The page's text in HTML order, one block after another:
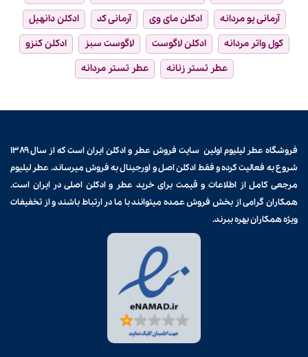
آرمانی یو مردانه
ادکلن مای وی آرمانی کد
ادکلن دانهیل
کول واتر مردانه
ادکلن لاگوست لاگوست سبز
ادکلن کنزو
عطر تستر زنانه
عطر تستر مردانه
فروشگاه عطر لیلیوم اولین سایت فروشعطر و ادکلن
ایران است که از سال ۱۳۸۹
شروع به فعالیت کرده و فقط ادکلن اصل و اورجینال به فروش میرساند. عطر لیلیوم
مرجعی کامل از اطلاعات و قیمت برایخرید عطر و ادکلن اصلی در ایران است.
همکاران گرامی از بخش فروش عمده میتوانند با ما در ارتباط باشند و از تخفیفات
ویژه همکاران بهره ببرند.